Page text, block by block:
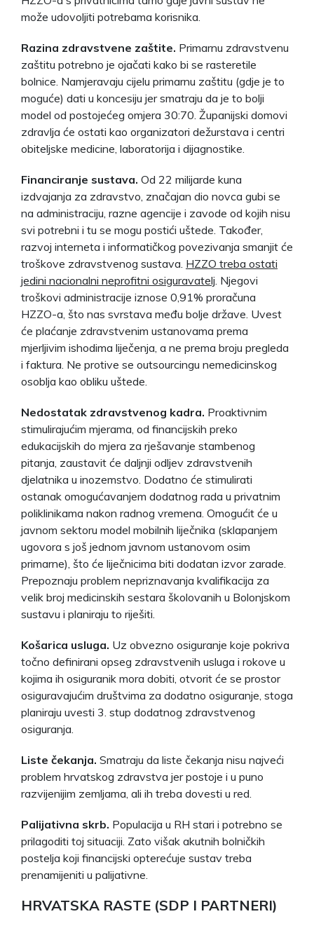
može udovoljiti potrebama korisnika.
Razina zdravstvene zaštite. Primarnu zdravstvenu
zaštitu potrebno je ojačati kako bi se rasteretile
bolnice. Namjeravaju cijelu primarnu zaštitu (gdje je to
moguće) dati u koncesiju jer smatraju da je to bolji
model od postojećeg omjera 30:70. Županijski domovi
zdravlja će ostati kao organizatori dežurstava i centri
obiteljske medicine, laboratorija i dijagnostike.
Financiranje sustava. Od 22 milijarde kuna
izdvajanja za zdravstvo, značajan dio novca gubi se
na administraciju, razne agencije i zavode od kojih nisu
svi potrebni i tu se mogu postići uštede. Također,
razvoj interneta i informatičkog povezivanja smanjit će
troškove zdravstvenog sustava. HZZO treba ostati
jedini nacionalni neprofitni osiguravatelj . Njegovi
troškovi administracije iznose 0,91% proračuna
HZZO-a, što nas svrstava među bolje države. Uvest
će plaćanje zdravstvenim ustanovama prema
mjerljivim ishodima liječenja, a ne prema broju pregleda
i faktura. Ne protive se outsourcingu nemedicinskog
osoblja kao obliku uštede.
Nedostatak zdravstvenog kadra. Proaktivnim
stimulirajućim mjerama, od financijskih preko
edukacijskih do mjera za rješavanje stambenog
pitanja, zaustavit će daljnji odljev zdravstvenih
djelatnika u inozemstvo. Dodatno će stimulirati
ostanak omogućavanjem dodatnog rada u privatnim
poliklinikama nakon radnog vremena. Omogućit će u
javnom sektoru model mobilnih liječnika (sklapanjem
ugovora s još jednom javnom ustanovom osim
primarne), što će liječnicima biti dodatan izvor zarade.
Prepoznaju problem nepriznavanja kvalifikacija za
velik broj medicinskih sestara školovanih u Bolonjskom
sustavu i planiraju to riješiti.
Košarica usluga. Uz obvezno osiguranje koje pokriva
točno definirani opseg zdravstvenih usluga i rokove u
kojima ih osiguranik mora dobiti, otvorit će se prostor
osiguravajućim društvima za dodatno osiguranje, stoga
planiraju uvesti 3. stup dodatnog zdravstvenog
osiguranja.
Liste čekanja. Smatraju da liste čekanja nisu najveći
problem hrvatskog zdravstva jer postoje i u puno
razvijenijim zemljama, ali ih treba dovesti u red.
Palijativna skrb. Populacija u RH stari i potrebno se
prilagoditi toj situaciji. Zato višak akutnih bolničkih
postelja koji financijski opterećuje sustav treba
prenamijeniti u palijativne.
HRVATSKA RASTE (SDP I PARTNERI)